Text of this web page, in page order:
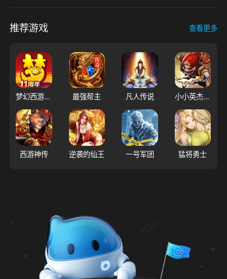
推荐游戏 查看更多
梦幻西游（大陆服） 最强帮主 凡人传说 小小英杰：合战天下
西游神传 逆袭的仙王 一号军团 猛将勇士